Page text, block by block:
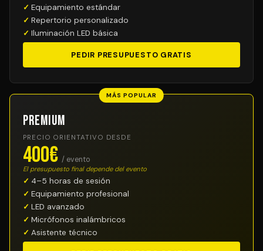
Equipamiento estándar
Repertorio personalizado
Iluminación LED básica
PEDIR PRESUPUESTO GRATIS
MÁS POPULAR
Premium
PRECIO ORIENTATIVO DESDE
400€ / evento
El presupuesto final depende del evento
4–5 horas de sesión
Equipamiento profesional
LED avanzado
Micrófonos inalámbricos
Asistente técnico